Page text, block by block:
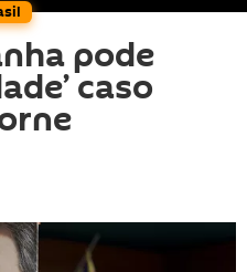
pode
caso